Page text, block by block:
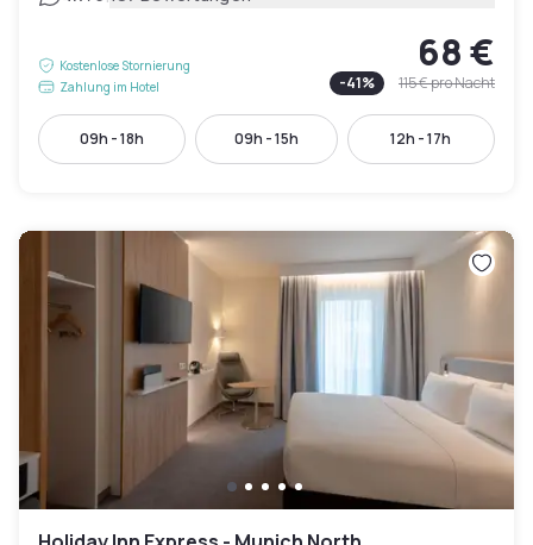
Kostenlose Stornierung
Zahlung im Hotel
68 €
-41% 115 €pro Nacht
09h - 18h 09h - 15h 12h - 17h